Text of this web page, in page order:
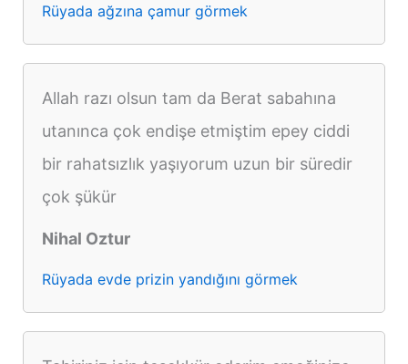
Rüyada ağzına çamur görmek
Allah razı olsun tam da Berat sabahına
utanınca çok endişe etmiştim epey ciddi
bir rahatsızlık yaşıyorum uzun bir süredir
çok şükür
Nihal Oztur
Rüyada evde prizin yandığını görmek